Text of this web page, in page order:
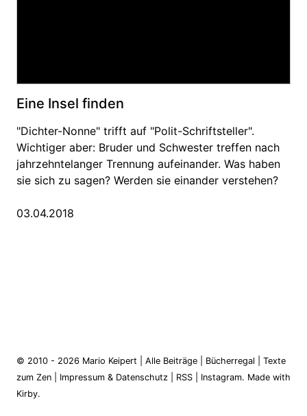
Eine Insel finden
"Dichter-Nonne" trifft auf "Polit-Schriftsteller".
Wichtiger aber: Bruder und Schwester treffen nach
jahrzehntelanger Trennung aufeinander. Was haben
sie sich zu sagen? Werden sie einander verstehen?
03.04.2018
© 2010 - 2026 Mario Keipert Alle Beiträge Bücherregal
Texte
zum Zen
Impressum & Datenschutz RSS Instagram. Made with
Kirby.